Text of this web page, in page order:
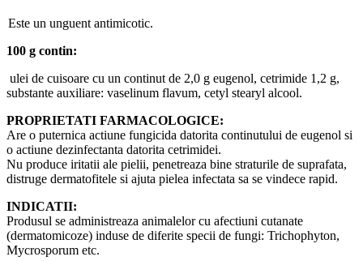
Este un unguent antimicotic.
100 g contin:
ulei de cuisoare cu un continut de 2,0 g eugenol, cetrimide 1,2 g,
substante auxiliare: vaselinum flavum, cetyl stearyl alcool.
PROPRIETATI FARMACOLOGICE:
Are o puternica actiune fungicida datorita continutului de eugenol si
o actiune dezinfectanta datorita cetrimidei.
Nu produce iritatii ale pielii, penetreaza bine straturile de suprafata,
distruge dermatofitele si ajuta pielea infectata sa se vindece rapid.
INDICATII:
Produsul se administreaza animalelor cu afectiuni cutanate
(dermatomicoze) induse de diferite specii de fungi: Trichophyton,
Mycrosporum etc.